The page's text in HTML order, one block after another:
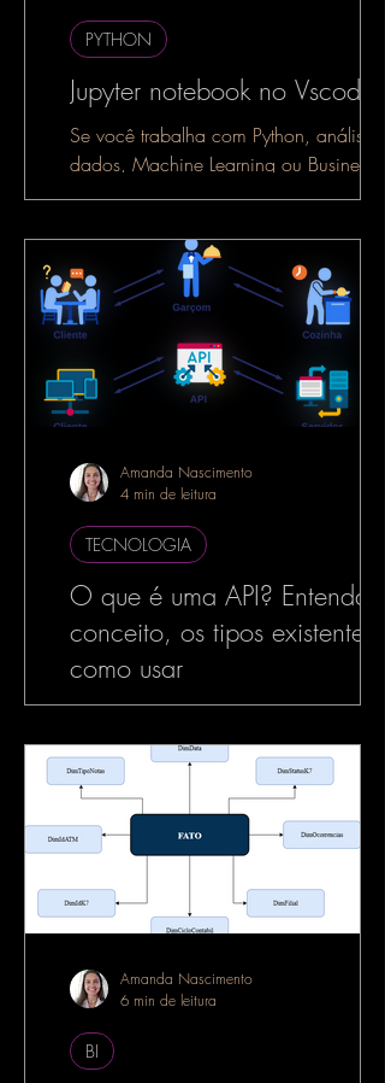
Jupyter notebook no Vscode
Se você trabalha com Python, análise de
dados, Machine Learning ou Business
Intelligence, é muito provável que já
PYTHON
O que é uma API? Entenda o
conceito, os tipos existentes e
como usar
No mundo da tecnologia,
no desenvolvimento de software, o termo
API é muito utilizado — e com razão. As
APIs estão por...
TECNOLOGIA
Amanda Nascimento
4 min de leitura
BI
Amanda Nascimento
6 min de leitura